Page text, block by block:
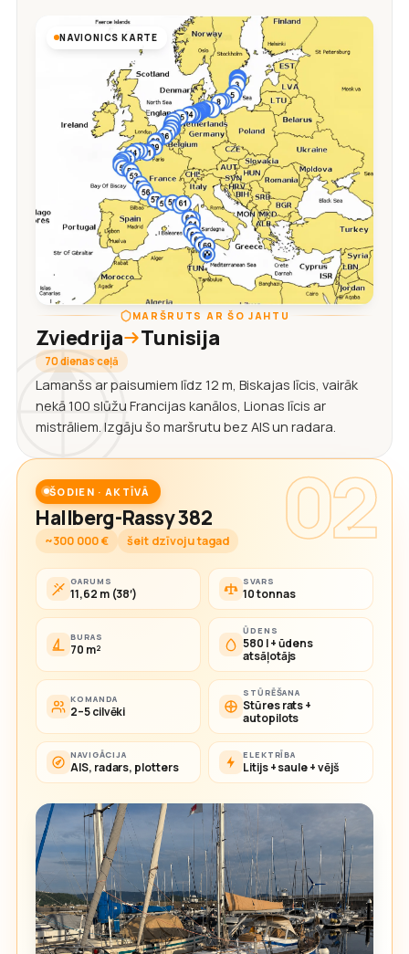
NAVIONICS KARTE
MARŠRUTS AR ŠO JAHTU
Zviedrija Tunisija
70 dienas ceļā
Lamanšs ar paisumiem līdz 12 m, Biskajas līcis, vairāk
nekā 100 slūžu Francijas kanālos, Lionas līcis ar
mistrāliem. Izgāju šo maršrutu bez AIS un radara.
02
ŠODIEN · AKTĪVĀ
Hallberg-Rassy 382
~300 000 € šeit dzīvoju tagad
GARUMS
11,62 m (38′)
SVARS
10 tonnas
BURAS
70 m²
ŪDENS
580 l + ūdens
atsāļotājs
KOMANDA
2–5 cilvēki
STŪRĒŠANA
Stūres rats +
autopilots
NAVIGĀCIJA
AIS, radars, plotters
ELEKTRĪBA
Litijs + saule + vējš